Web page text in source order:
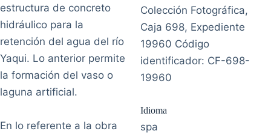
estructura de concreto
hidráulico para la
retención del agua del río
Yaqui. Lo anterior permite
la formación del vaso o
laguna artificial.
En lo referente a la obra
Colección Fotográfica,
Caja 698, Expediente
19960 Código
identificador: CF-698-
19960
Idioma
spa